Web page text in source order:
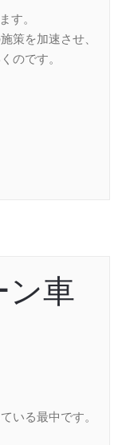
す。
策を加速させ、
のです。
ン車
いる最中です。